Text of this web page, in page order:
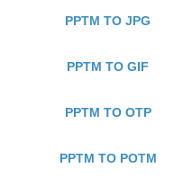
PPTM TO JPG
PPTM TO GIF
PPTM TO OTP
PPTM TO POTM